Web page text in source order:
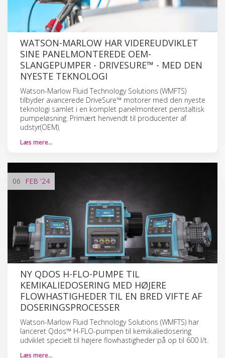
WATSON-MARLOW HAR VIDEREUDVIKLET
SINE PANELMONTEREDE OEM-
SLANGEPUMPER - DRIVESURE™ - MED DEN
NYESTE TEKNOLOGI
Watson-Marlow Fluid Technology Solutions (WMFTS)
tilbyder avancerede DriveSure™ motorer med den nyeste
teknologi samlet i en komplet panelmonteret peristaltisk
pumpeløsning. Primært henvendt til producenter af
udstyr(OEM).
Læs mere…
06 FEB '24
NY QDOS H-FLO-PUMPE TIL
KEMIKALIEDOSERING MED HØJERE
FLOWHASTIGHEDER TIL EN BRED VIFTE AF
DOSERINGSPROCESSER
Watson-Marlow Fluid Technology Solutions (WMFTS) har
lanceret Qdos™ H-FLO-pumpen til kemikaliedosering
udviklet specielt til højere flowhastigheder på op til 600 l/t.
Læs mere…